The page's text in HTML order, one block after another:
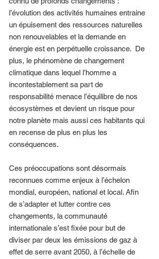
l’évolution des activités humaines entraine
un épuisement des ressources naturelles
non renouvelables et la demande en
énergie est en perpétuelle croissance.  De
plus, le phénomène de changement
climatique dans lequel l’homme a
incontestablement sa part de
responsabilité menace l’équilibre de nos
écosystèmes et devient un risque pour
notre planète mais aussi ces habitants qui
en recense de plus en plus les
conséquences.
Ces préoccupations sont désormais
reconnues comme enjeux à l’échelon
mondial, européen, national et local. Afin
de s’adapter et lutter contre ces
changements, la communauté
internationale s’est fixée pour but de
diviser par deux les émissions de gaz à
effet de serre avant 2050, à l’échelle de